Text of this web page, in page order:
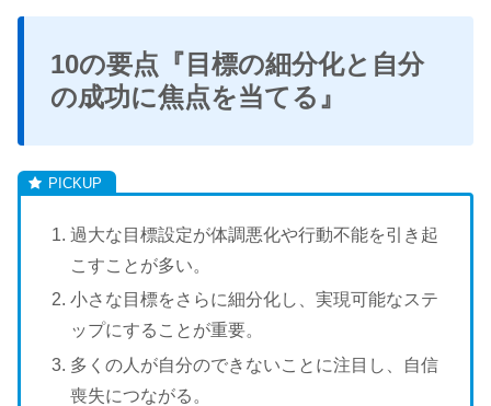
10の要点『目標の細分化と自分
の成功に焦点を当てる』
過大な目標設定が体調悪化や行動不能を引き起
こすことが多い。
小さな目標をさらに細分化し、実現可能なステ
ップにすることが重要。
多くの人が自分のできないことに注目し、自信
喪失につながる。